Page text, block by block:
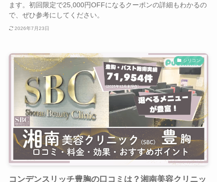
ます。初回限定で25,000円OFFになるクーポンの詳細もわかるの
で、ぜひ参考にしてください。
2026年7月23日
シリコン
コンデンスリッチ豊胸の口コミは？湘南美容クリニッ